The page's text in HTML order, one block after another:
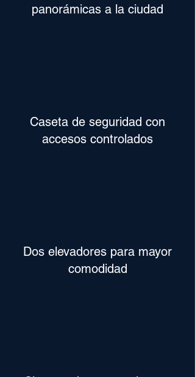
panorámicas a la ciudad
Caseta de seguridad con
accesos controlados
Dos elevadores para mayor
comodidad